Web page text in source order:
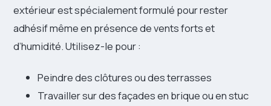
extérieur est spécialement formulé pour rester
adhésif même en présence de vents forts et
d’humidité. Utilisez-le pour :
Peindre des clôtures ou des terrasses
Travailler sur des façades en brique ou en stuc